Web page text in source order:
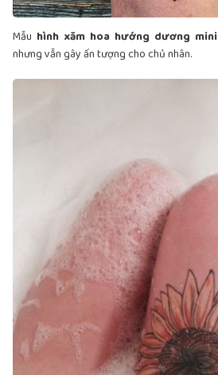
Mẫu hình xăm hoa hướng dương mini
nhưng vẫn gây ấn tượng cho chủ nhân.